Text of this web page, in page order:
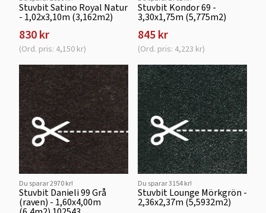
Stuvbit Satino Royal Natur
- 1,02x3,10m (3,162m2)
830 kr
(Ord. pris: 4,150 kr)
Stuvbit Kondor 69 -
3,30x1,75m (5,775m2)
845 kr
(Ord. pris: 4,223 kr)
Du sparar 2970 kr!
Stuvbit Danieli 99 Grå
(raven) - 1,60x4,00m
Du sparar 3154 kr!
Stuvbit Lounge Mörkgrön -
2,36x2,37m (5,5932m2)